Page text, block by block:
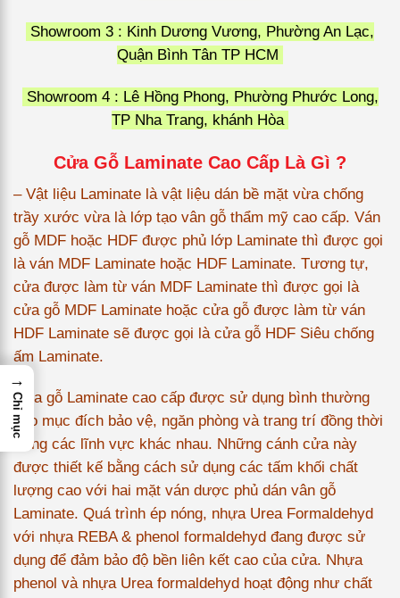
Showroom 3 : Kinh Dương Vương, Phường An Lạc,
Quận Bình Tân TP HCM
Showroom 4 : Lê Hồng Phong, Phường Phước Long,
TP Nha Trang, khánh Hòa
Cửa Gỗ Laminate Cao Cấp Là Gì ?
– Vật liệu Laminate là vật liệu dán bề mặt vừa chống
trầy xước vừa là lớp tạo vân gỗ thẩm mỹ cao cấp. Ván
gỗ MDF hoặc HDF được phủ lớp Laminate thì được gọi
là ván MDF Laminate hoặc HDF Laminate. Tương tự,
cửa được làm từ ván MDF Laminate thì được gọi là
cửa gỗ MDF Laminate hoặc cửa gỗ được làm từ ván
HDF Laminate sẽ được gọi là cửa gỗ HDF Siêu chống
ấm Laminate.
Cửa gỗ Laminate cao cấp được sử dụng bình thường
cho mục đích bảo vệ, ngăn phòng và trang trí đồng thời
trong các lĩnh vực khác nhau. Những cánh cửa này
được thiết kế bằng cách sử dụng các tấm khối chất
lượng cao với hai mặt ván dược phủ dán vân gỗ
Laminate. Quá trình ép nóng, nhựa Urea Formaldehyd
với nhựa REBA & phenol formaldehyd đang được sử
dụng để đảm bảo độ bền liên kết cao của cửa. Nhựa
phenol và nhựa Urea formaldehyd hoạt động như chất
→
Chỉ mục